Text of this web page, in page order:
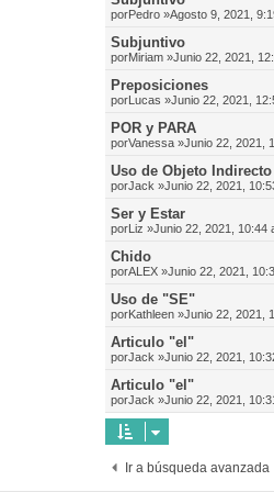
porPedro »Agosto 9, 2021,
Subjuntivo
porMiriam »Junio 22, 2021,
Preposiciones
porLucas »Junio 22, 2021,
POR y PARA
porVanessa »Junio 22, 2021,
Uso de Objeto Indirecto
porJack »Junio 22, 2021,
Ser y Estar
porLiz »Junio 22, 2021, 10:44
Chido
porALEX »Junio 22, 2021,
Uso de "SE"
porKathleen »Junio 22, 2021,
Articulo "el"
porJack »Junio 22, 2021,
Articulo "el"
porJack »Junio 22, 2021,
Ir a búsqueda avanzada